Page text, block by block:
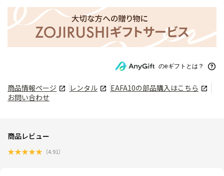
のeギフトとは？
商品情報ページ レンタル EAFA10の部品購入はこちら
お問い合わせ
商品レビュー
★★★★★ （4.91）